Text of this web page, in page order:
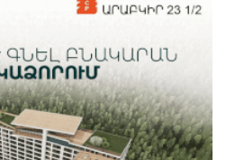
9 дней назад
на Seaside Startup Summit:
инновационное решение
9 дней назад